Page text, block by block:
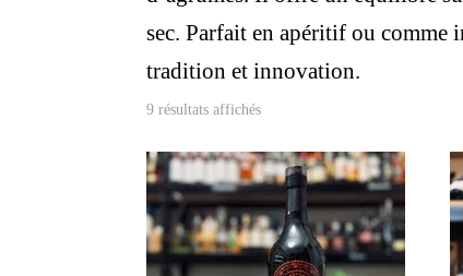
sec. Parfait en apéritif ou comme
tradition et innovation.
9 résultats affichés